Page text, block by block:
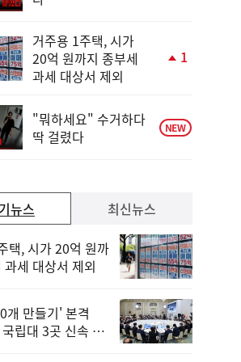
거주용 1주택, 시가
20억 원까지 종부세
과세 대상서 제외
1
"뭐하세요" 수거하다
딱 걸렸다
NEW
뉴스
택, 시가 20억 원까
과세 대상서 제외
개 만들기' 본격
립대 3곳 신속 선
최신뉴스